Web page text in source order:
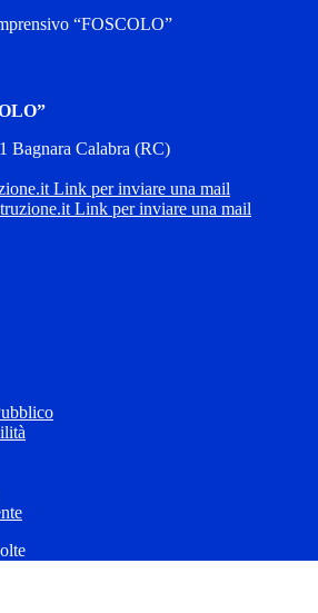
“FOSCOLO”
Calabra (RC)
Link per inviare una mail
Link per inviare una mail